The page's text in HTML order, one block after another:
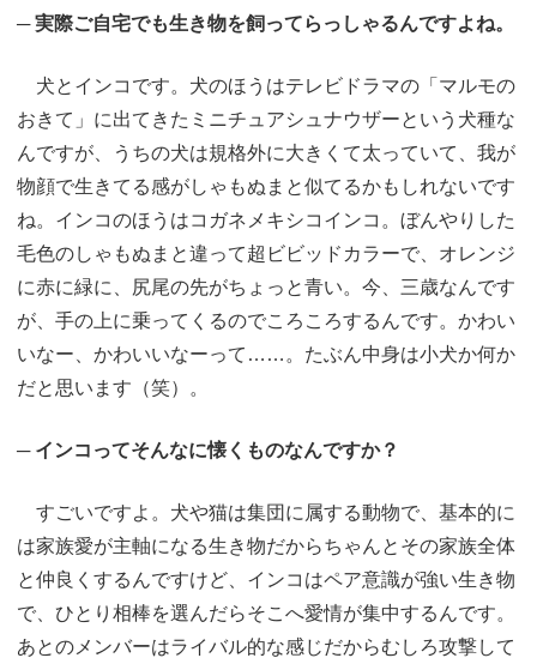
─ 実際ご自宅でも生き物を飼ってらっしゃるんですよね。
犬とインコです。犬のほうはテレビドラマの「マルモの
おきて」に出てきたミニチュアシュナウザーという犬種な
んですが、うちの犬は規格外に大きくて太っていて、我が
物顔で生きてる感がしゃもぬまと似てるかもしれないです
ね。インコのほうはコガネメキシコインコ。ぼんやりした
毛色のしゃもぬまと違って超ビビッドカラーで、オレンジ
に赤に緑に、尻尾の先がちょっと青い。今、三歳なんです
が、手の上に乗ってくるのでころころするんです。かわい
いなー、かわいいなーって……。たぶん中身は小犬か何か
だと思います（笑）。
─ インコってそんなに懐くものなんですか？
すごいですよ。犬や猫は集団に属する動物で、基本的に
は家族愛が主軸になる生き物だからちゃんとその家族全体
と仲良くするんですけど、インコはペア意識が強い生き物
で、ひとり相棒を選んだらそこへ愛情が集中するんです。
あとのメンバーはライバル的な感じだからむしろ攻撃して